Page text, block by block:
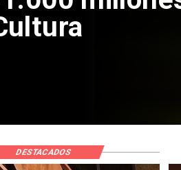
DESTACADOS